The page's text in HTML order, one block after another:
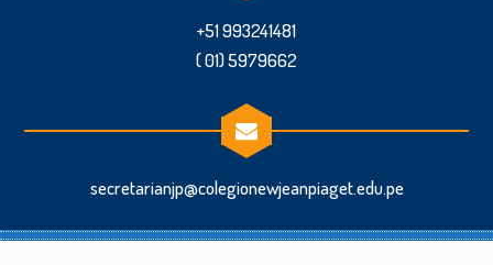
+51 993241481
( 01) 5979662
secretarianjp@colegionewjeanpiaget.edu.pe